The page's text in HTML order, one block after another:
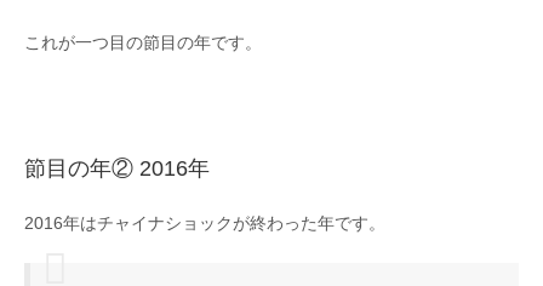
これが一つ目の節目の年です。
節目の年② 2016年
2016年はチャイナショックが終わった年です。